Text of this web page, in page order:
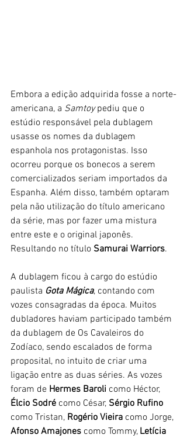
Embora a edição adquirida fosse a norte-
americana, a Samtoy pediu que o
estúdio responsável pela dublagem
usasse os nomes da dublagem
espanhola nos protagonistas. Isso
ocorreu porque os bonecos a serem
comercializados seriam importados da
Espanha. Além disso, também optaram
pela não utilização do título americano
da série, mas por fazer uma mistura
entre este e o original japonês.
Resultando no título Samurai Warriors.
A dublagem ficou à cargo do estúdio
paulista Gota Mágica, contando com
vozes consagradas da época. Muitos
dubladores haviam participado também
da dublagem de Os Cavaleiros do
Zodíaco, sendo escalados de forma
proposital, no intuito de criar uma
ligação entre as duas séries. As vozes
foram de Hermes Baroli como Héctor,
Élcio Sodré como César, Sérgio Rufino
como Tristan, Rogério Vieira como Jorge,
Afonso Amajones como Tommy, Letícia